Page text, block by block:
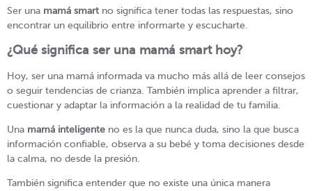
Ser una mamá smart no significa tener todas las respuestas, sino
encontrar un equilibrio entre informarte y escucharte.
¿Qué significa ser una mamá smart hoy?
Hoy, ser una mamá informada va mucho más allá de leer consejos
o seguir tendencias de crianza. También implica aprender a filtrar,
cuestionar y adaptar la información a la realidad de tu familia.
Una mamá inteligente no es la que nunca duda, sino la que busca
información confiable, observa a su bebé y toma decisiones desde
la calma, no desde la presión.
También significa entender que no existe una única manera